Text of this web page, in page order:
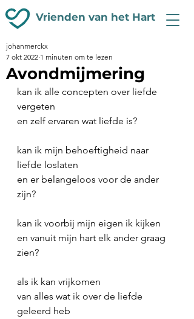
Vrienden van het Hart
Avondmijmering
johanmerckx
7 okt 2022 1 minuten om te lezen
kan ik alle concepten over liefde
vergeten
en zelf ervaren wat liefde is?
kan ik mijn behoeftigheid naar
liefde loslaten
en er belangeloos voor de ander
zijn?
kan ik voorbij mijn eigen ik kijken
en vanuit mijn hart elk ander graag
zien?
als ik kan vrijkomen
van alles wat ik over de liefde
geleerd heb